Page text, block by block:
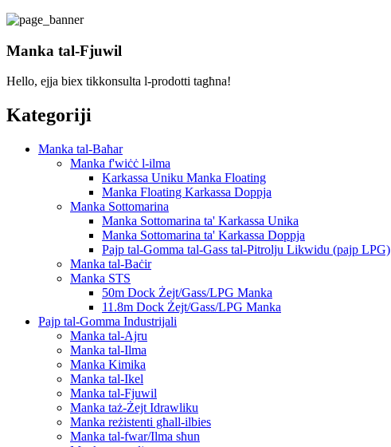
Manka tal-Fjuwil
Hello, ejja biex tikkonsulta l-prodotti tagħna!
Kategoriji
Manka tal-Baħar
Manka f'wiċċ l-ilma
Karkassa Uniku Manka Floating
Manka Floating Karkassa Doppja
Manka Sottomarina
Manka Sottomarina ta' Karkassa Unika
Manka Sottomarina ta' Karkassa Doppja
Pajp tal-Gomma tal-Gass tal-Pitrolju Likwidu (pajp LPG)
Manka tal-Baċir
Manka STS
50m Dock Żejt/Gass/LPG Manka
11.8m Dock Żejt/Gass/LPG Manka
Pajp tal-Gomma Industrijali
Manka tal-Ajru
Manka tal-Ilma
Manka Kimika
Manka tal-Ikel
Manka tal-Fjuwil
Manka taż-Żejt Idrawliku
Manka reżistenti għall-ilbies
Manka tal-fwar/Ilma sħun